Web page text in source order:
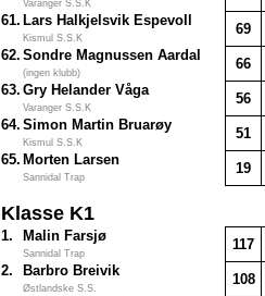
Varanger S.S.K
61. Lars Halkjelsvik Espevoll
Kismul S.S.K
69
62. Sondre Magnussen Aardal
(ingen klubb)
66
63. Gry Helander Våga
Varanger S.S.K
56
64. Simon Martin Bruarøy
Kismul S.S.K
51
65. Morten Larsen
Sannidal Trap
19
Klasse K1
1. Malin Farsjø
Sannidal Trap
117
2. Barbro Breivik
Østlandske S.S.
108